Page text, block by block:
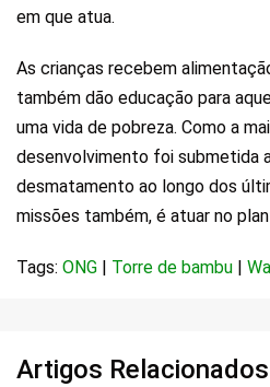
em que atua.
As crianças recebem
também dão educação para
uma vida de pobreza. Como a
desenvolvimento foi submetida
desmatamento ao longo dos
missões também, é atuar no
Tags: ONG Torre de bambu
Artigos Relacionados